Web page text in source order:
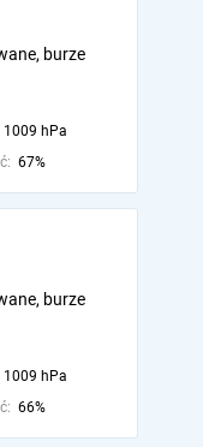
burze
1009 hPa
67%
burze
1009 hPa
66%